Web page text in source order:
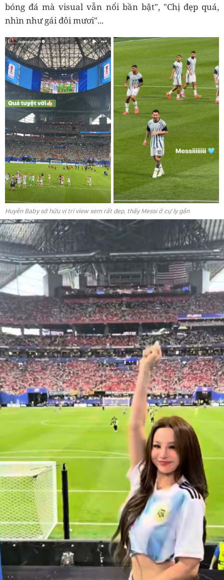
bóng đá mà visual vẫn nổi bần bật", "Chị đẹp quá,
nhìn như gái đôi mươi"...
Huyền Baby sở hữu vị trí view xem rất đẹp, thấy Messi ở cự ly gần